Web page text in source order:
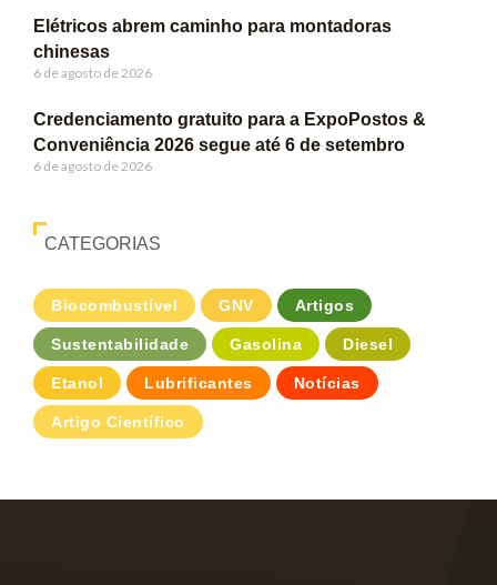
Elétricos abrem caminho para montadoras
chinesas
6 de agosto de 2026
Credenciamento gratuito para a ExpoPostos &
Conveniência 2026 segue até 6 de setembro
6 de agosto de 2026
CATEGORIAS
Biocombustível GNV Artigos
Sustentabilidade Gasolina Diesel
Etanol Lubrificantes Notícias
Artigo Científico